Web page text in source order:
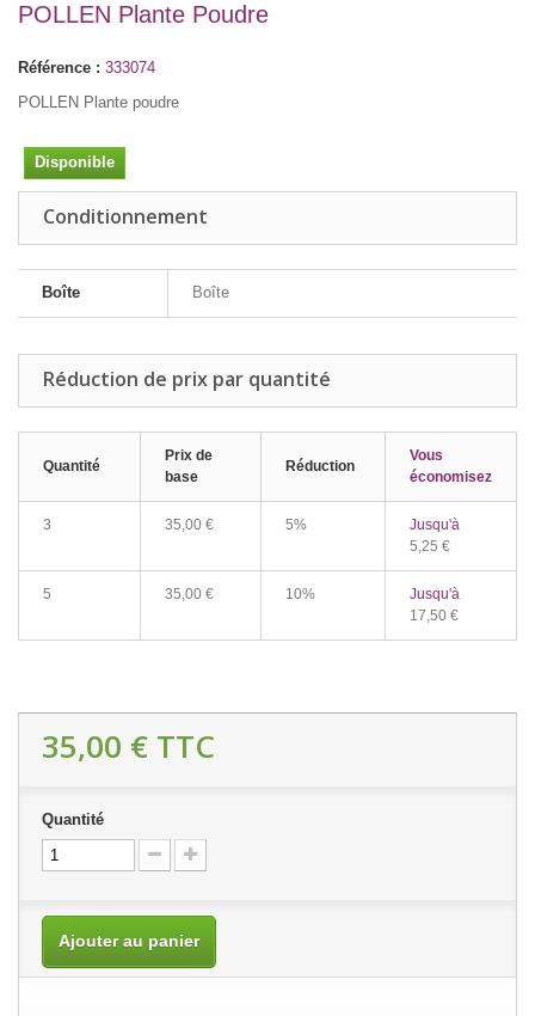
POLLEN Plante Poudre
Référence : 333074
POLLEN Plante poudre
Disponible
Conditionnement
Boîte Boîte
Réduction de prix par quantité
Quantité
Prix de
base
Réduction
Vous
économisez
3 35,00 € 5%
Jusqu'à
5,25 €
5 35,00 € 10%
Jusqu'à
17,50 €
35,00 € TTC
Quantité
Ajouter au panier